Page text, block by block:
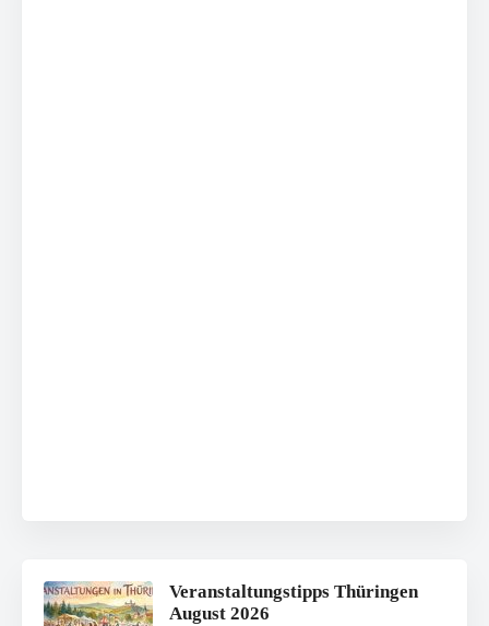
Veranstaltungstipps Thüringen
August 2026